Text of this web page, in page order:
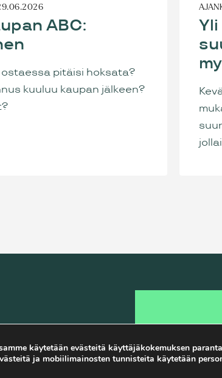
ABC:
pitäisi hoksata?
kuuluu kaupan jälkeen?
sovi
info@rotio.fi
käytetään evästeitä käyttäjäkokemuksen
ja mobiilimainosten tunnisteita käytetään